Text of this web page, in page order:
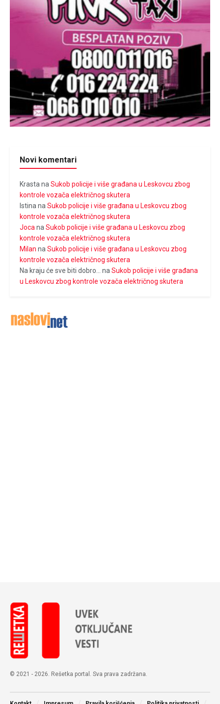
Novi komentari
Krasta na Sukob policije i više građana u Leskovcu zbog
kontrole vozača električnog skutera
Istina na Sukob policije i više građana u Leskovcu zbog
kontrole vozača električnog skutera
Joca na Sukob policije i više građana u Leskovcu zbog
kontrole vozača električnog skutera
Milan na Sukob policije i više građana u Leskovcu zbog
kontrole vozača električnog skutera
Na kraju će sve biti dobro...
na Sukob policije i više građana
u Leskovcu zbog kontrole vozača električnog skutera
© 2021 - 2026. Rešetka portal. Sva prava zadržana.